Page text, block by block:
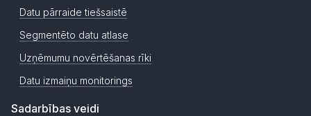
Datu pārraide tiešsaistē
Segmentēto datu atlase
Uzņēmumu novērtēšanas rīki
Datu izmaiņu monitorings
Sadarbības veidi